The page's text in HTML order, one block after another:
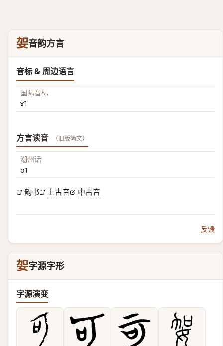
妿音韵方言
音标 & 周边语言
国际音标
ɤ˥
方言读音 （旧版简文）
潮州话
o1
韵书 上古音 中古音
反馈
妿字源字形
字源演变